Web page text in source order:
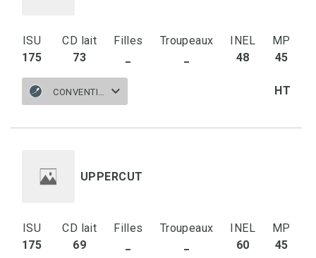
ISU
175
CD lait
73
Filles
Troupeaux
INEL
48
MP
45
HT
CONVENTIONNELLE
UPPERCUT
ISU
175
CD lait
69
Filles
Troupeaux
INEL
60
MP
45